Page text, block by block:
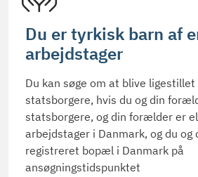
Du er tyrkisk barn af
arbejdstager
Du kan søge om at blive ligestillet
statsborgere, hvis du og din
statsborgere, og din forælder er
arbejdstager i Danmark, og du
registreret bopæl i Danmark på
ansøgningstidspunktet